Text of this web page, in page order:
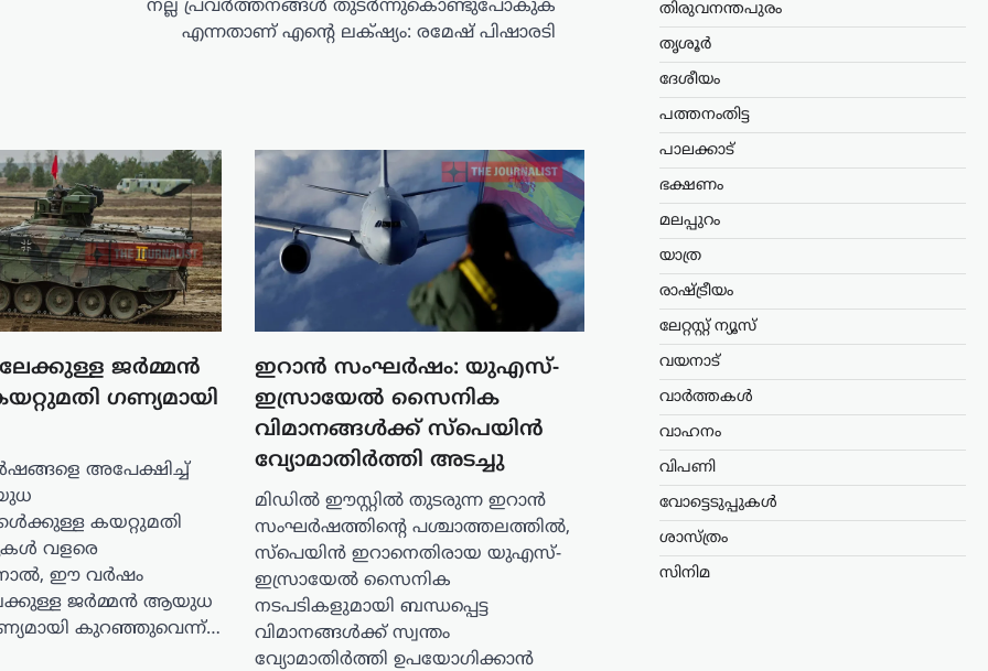
നല്ല പ്രവർത്തനങ്ങൾ തുടർന്നുകൊണ്ടുപോകുക
എന്നതാണ് എന്റെ ലക്‌ഷ്യം: രമേഷ് പിഷാരടി
ജർമ്മൻ
ഗണ്യമായി
അപേക്ഷിച്ച്
കയറ്റുമതി
വളരെ
ഈ വർഷം
ജർമ്മൻ ആയുധ
കുറഞ്ഞുവെന്ന്…
ഇറാൻ സംഘർഷം: യുഎസ്-
ഇസ്രായേൽ സൈനിക
വിമാനങ്ങൾക്ക് സ്പെയിൻ
വ്യോമാതിർത്തി അടച്ചു
മിഡിൽ ഈസ്റ്റിൽ തുടരുന്ന ഇറാൻ
സംഘർഷത്തിന്റെ പശ്ചാത്തലത്തിൽ,
സ്‌പെയിൻ ഇറാനെതിരായ യുഎസ്-
ഇസ്രായേൽ സൈനിക
നടപടികളുമായി ബന്ധപ്പെട്ട
വിമാനങ്ങൾക്ക് സ്വന്തം
വ്യോമാതിർത്തി ഉപയോഗിക്കാൻ
തിരുവനന്തപുരം
തൃശൂർ
ദേശീയം
പത്തനംതിട്ട
പാലക്കാട്
ഭക്ഷണം
മലപ്പുറം
യാത്ര
രാഷ്ട്രീയം
ലേറ്റസ്റ്റ് ന്യൂസ്
വയനാട്
വാർത്തകൾ
വാഹനം
വിപണി
വോട്ടെടുപ്പുകൾ
ശാസ്ത്രം
സിനിമ